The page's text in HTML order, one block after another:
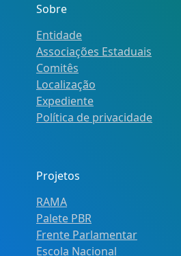
Sobre
Entidade
Associações Estaduais
Comitês
Localização
Expediente
Política de privacidade
Projetos
RAMA
Palete PBR
Frente Parlamentar
Escola Nacional